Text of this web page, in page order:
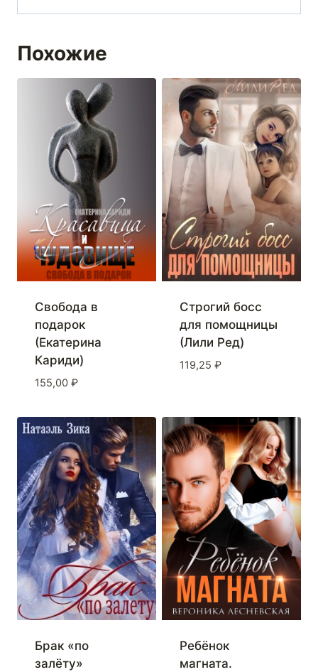
Похожие
Свобода в
подарок
(Екатерина
Кариди)
155,00 ₽
Строгий босс
для помощницы
(Лили Ред)
119,25 ₽
Брак «по
залёту»
Ребёнок
магната.